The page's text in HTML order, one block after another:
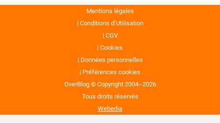
Mentions légales
Conditions d’Utilisation
CGV
Cookies
Données personnelles
Préférences cookies
OverBlog © Copyright 2004--2026
Tous droits réservés
Webedia